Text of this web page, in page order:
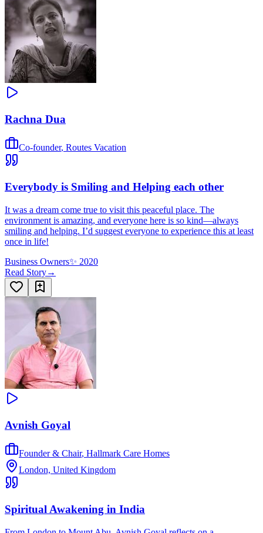
Rachna Dua
Co-founder, Routes Vacation
Everybody is Smiling and Helping each other
It was a dream come true to visit this peaceful place. The
environment is amazing, and everyone here is so kind—always
smiling and helping. I’d suggest everyone to experience this at least
once in life!
Business Owners✨ 2020
Read Story→
Avnish Goyal
Founder & Chair, Hallmark Care Homes
London, United Kingdom
Spiritual Awakening in India